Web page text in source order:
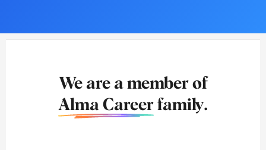
We are a member of
Alma Career family.